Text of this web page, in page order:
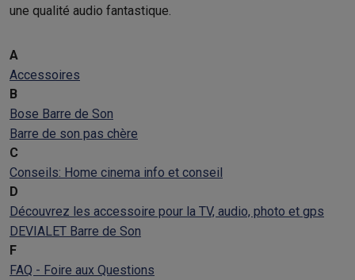
une qualité audio fantastique.
A
Accessoires
B
Bose Barre de Son
Barre de son pas chère
C
Conseils: Home cinema info et conseil
D
Découvrez les accessoire pour la TV, audio, photo et gps
DEVIALET Barre de Son
F
FAQ - Foire aux Questions